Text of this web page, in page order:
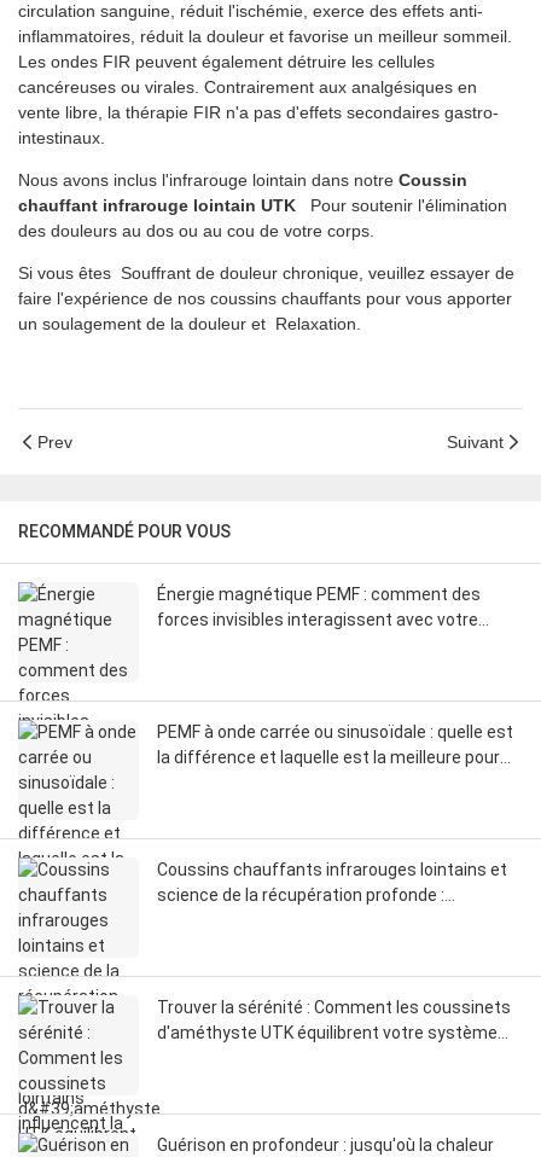
circulation sanguine, réduit l'ischémie, exerce des effets anti-
inflammatoires, réduit la douleur et favorise un meilleur sommeil.
Les ondes FIR peuvent également détruire les cellules
cancéreuses ou virales. Contrairement aux analgésiques en
vente libre, la thérapie FIR n'a pas d'effets secondaires gastro-
intestinaux.
Nous avons inclus l'infrarouge lointain dans notre Coussin
chauffant infrarouge lointain UTK
Pour soutenir l'élimination
des douleurs au dos ou au cou de votre corps.
Si vous êtes Souffrant de douleur chronique, veuillez essayer de
faire l'expérience de nos coussins chauffants pour vous apporter
un soulagement de la douleur et Relaxation.
Prev Suivant
RECOMMANDÉ POUR VOUS
Énergie magnétique PEMF : comment des
forces invisibles interagissent avec votre
PEMF à onde carrée ou sinusoïdale : quelle est
la différence et laquelle est la meilleure pour
Coussins chauffants infrarouges lointains et
science de la récupération profonde :
Trouver la sérénité : Comment les coussinets
d'améthyste UTK équilibrent votre système
Guérison en profondeur : jusqu'où la chaleur